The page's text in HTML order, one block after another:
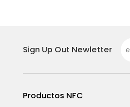
Sign Up Out Newletter
Productos NFC